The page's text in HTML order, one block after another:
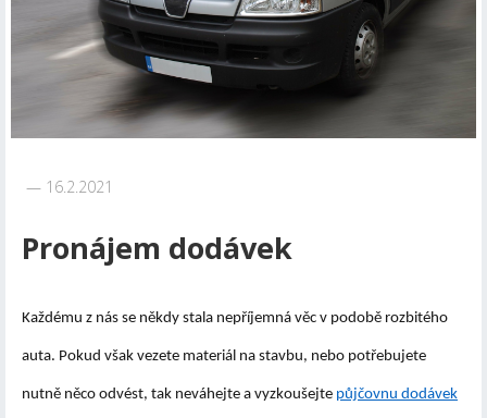
16.2.2021
Pronájem dodávek
Každému z nás se někdy stala nepříjemná věc v podobě rozbitého
auta. Pokud však vezete materiál na stavbu, nebo potřebujete
nutně něco odvést, tak neváhejte a vyzkoušejte půjčovnu dodávek